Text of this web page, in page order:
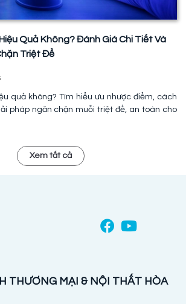
Quả Không? Đánh Giá Chi Tiết Và
Triệt Để
quả không? Tìm hiểu ưu nhược điểm, cách
pháp ngăn chặn muỗi triệt để, an toàn cho
Xem tất cả
THƯƠNG MẠI & NỘI THẤT HÒA